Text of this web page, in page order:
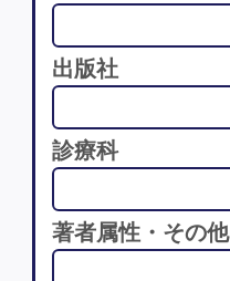
出版社
診療科
著者属性・その他